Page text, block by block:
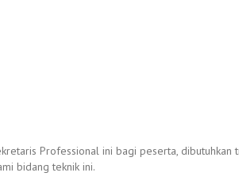
Professional ini bagi peserta,
bidang teknik ini.